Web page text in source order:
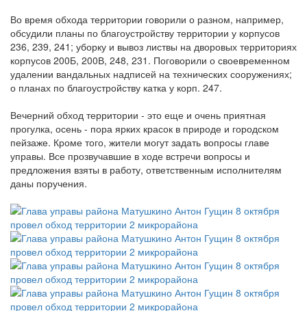
Во время обхода территории говорили о разном, например,
обсудили планы по благоустройству территории у корпусов
236, 239, 241; уборку и вывоз листвы на дворовых территориях
корпусов 200Б, 200В, 248, 231. Поговорили о своевременном
удалении вандальных надписей на технических сооружениях;
о планах по благоустройству катка у корп. 247.
Вечерний обход территории - это еще и очень приятная
прогулка, осень - пора ярких красок в природе и городском
пейзаже. Кроме того, жители могут задать вопросы главе
управы. Все прозвучавшие в ходе встречи вопросы и
предложения взяты в работу, ответственным исполнителям
даны поручения.